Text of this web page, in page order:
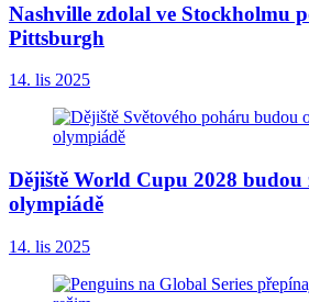
Nashville zdolal ve Stockholmu
Pittsburgh
14. lis 2025
Dějiště World Cupu 2028 budou
olympiádě
14. lis 2025